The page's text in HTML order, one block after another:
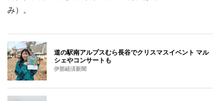
み）。
道の駅南アルプスむら長谷でクリスマスイベント マル
シェやコンサートも
伊那経済新聞